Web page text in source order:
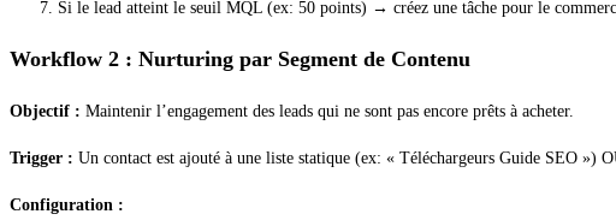
Si le lead atteint le seuil MQL (ex: 50 points) → créez une tâche pour le
Workflow 2 : Nurturing par Segment de Contenu
Objectif : Maintenir l’engagement des leads qui ne sont pas encore prêts à acheter.
Trigger : Un contact est ajouté à une liste statique (ex: « Téléchargeurs Guide SEO »)
Configuration :